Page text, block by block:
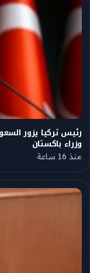
رئيس تركيا يزور
وزراء باكستان
منذ 16 ساعة